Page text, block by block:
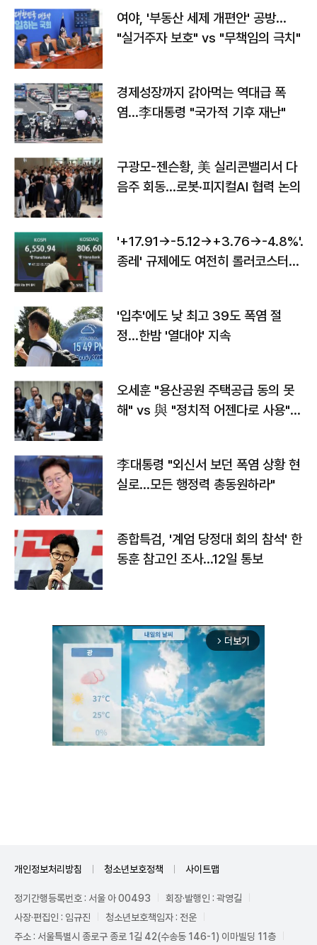
여야, '부동산 세제 개편안' 공방…
"실거주자 보호" vs "무책임의 극치"
경제성장까지 갉아먹는 역대급 폭
염…李대통령 "국가적 기후 재난"
구광모-젠슨황, 美 실리콘밸리서 다
음주 회동…로봇·피지컬AI 협력 논의
'+17.91→-5.12→+3.76→-4.8%'…'
종레' 규제에도 여전히 롤러코스터
'입추'에도 낮 최고 39도 폭염 절
정…한밤 '열대야' 지속
오세훈 "용산공원 주택공급 동의 못
해" vs 與 "정치적 어젠다로 사용"
李대통령 "외신서 보던 폭염 상황 현
실로…모든 행정력 총동원하라"
종합특검, '계엄 당정대 회의 참석' 한
동훈 참고인 조사...12일 통보
arrow_forward_ios 더보기
개인정보처리방침 청소년보호정책 사이트맵
정기간행등록번호 : 서울 아 00493
회장·발행인 : 곽영길
사장·편집인 : 임규진
청소년보호책임자 : 전운
주소 : 서울특별시 종로구 종로 1길 42(수송동 146-1) 이마빌딩 11층